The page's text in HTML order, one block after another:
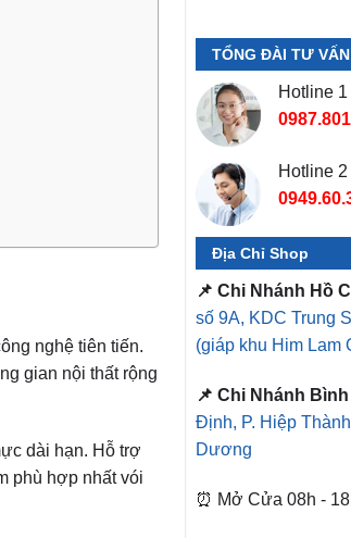
nghệ tiên tiến.
gian nội thất rộng
dài hạn. Hỗ trợ
phù hợp nhất vói
TỔNG ĐÀI TƯ VẤN
Hotline 1
Hotline 2
Địa Chỉ Shop
📌 Chi Nhánh Hồ
số 9A, KDC Trung
(giáp khu Him Lam
📌 Chi Nhánh
Định, P. Hiệp
Dương
⏰ Mở Cửa 08h -